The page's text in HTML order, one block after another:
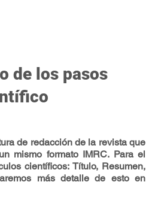
de los pasos
de redacción de la revista que
mismo formato IMRC. Para el
científicos: Título, Resumen,
más detalle de esto en